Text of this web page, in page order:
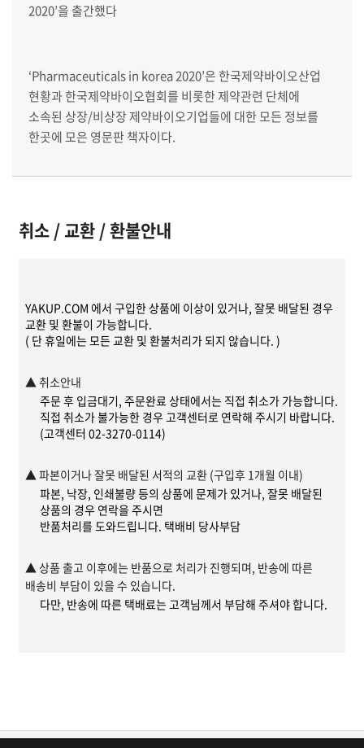
2020’을 출간했다
‘Pharmaceuticals in korea 2020’은 한국제약바이오산업
현황과 한국제약바이오협회를 비롯한 제약관련 단체에
소속된 상장/비상장 제약바이오기업들에 대한 모든 정보를
한곳에 모은 영문판 책자이다.
온 제약바이오기업과 제약바이오산업계에 대한 모든 정보와
통계를 보강 분석함으로써 최상의 신뢰도를 구축하고 있다.
‘Pharmaceuticals in korea 2020’은 글로벌기업으로
성장하고 있는 한국제약기업들에 대한 미시적 분석과
성장가능성에 대한 구체적 데이터를 제시, 21C 글로벌시장을
모든 정보 소비자에게 제공하는 유일무이한 컨텐츠다.
기업홍보를 필요로 모든 비즈니스 니즈에 대해 원스톱서비스
할 수 있는 자료 및 정보를 DB화 제공하고 있다. 이 책자는
한국제약바이오산업 현황과 한국의 제약기업에 대한 정보를
주내용으로 구성돼 있으며 코스피상장사 코스닥등록사,
취소 / 교환 / 환불안내
YAKUP.COM 에서 구입한 상품에 이상이 있거나, 잘못 배달된 경우
교환 및 환불이 가능합니다.
( 단 휴일에는 모든 교환 및 환불처리가 되지 않습니다. )
▲ 취소안내
주문 후 입금대기, 주문완료 상태에서는 직접 취소가 가능합니다.
직접 취소가 불가능한 경우 고객센터로 연락해 주시기 바랍니다.
(고객센터 02-3270-0114)
▲ 파본이거나 잘못 배달된 서적의 교환 (구입후 1개월 이내)
파본, 낙장, 인쇄불량 등의 상품에 문제가 있거나, 잘못 배달된
상품의 경우 연락을 주시면
반품처리를 도와드립니다. 택배비 당사부담
▲ 상품 출고 이후에는 반품으로 처리가 진행되며, 반송에 따른
배송비 부담이 있을 수 있습니다.
다만, 반송에 따른 택배료는 고객님께서 부담해 주셔야 합니다.